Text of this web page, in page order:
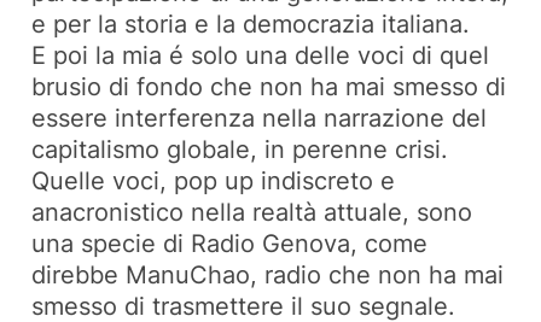
e per la storia e la democrazia italiana.
E poi la mia é solo una delle voci di quel
brusio di fondo che non ha mai smesso di
essere interferenza nella narrazione del
capitalismo globale, in perenne crisi.
Quelle voci, pop up indiscreto e
anacronistico nella realtà attuale, sono
una specie di Radio Genova, come
direbbe ManuChao, radio che non ha mai
smesso di trasmettere il suo segnale.